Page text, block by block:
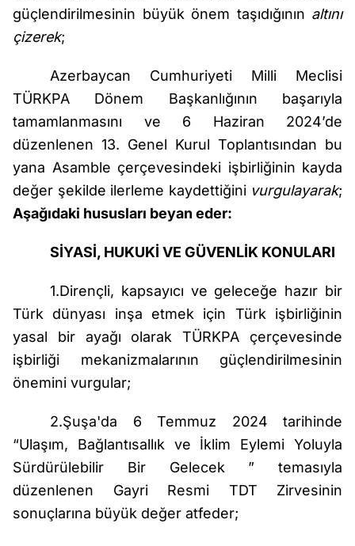
güçlendirilmesinin büyük önem taşıdığının altını
çizerek;
Azerbaycan Cumhuriyeti Milli Meclisi
TÜRKPA Dönem Başkanlığının başarıyla
tamamlanmasını ve 6 Haziran 2024’de
düzenlenen 13. Genel Kurul Toplantısından bu
yana Asamble çerçevesindeki işbirliğinin kayda
değer şekilde ilerleme kaydettiğini vurgulayarak;
Aşağıdaki hususları beyan eder:
SİYASİ, HUKUKİ VE GÜVENLİK KONULARI
1.Dirençli, kapsayıcı ve geleceğe hazır bir
Türk dünyası inşa etmek için Türk işbirliğinin
yasal bir ayağı olarak TÜRKPA çerçevesinde
işbirliği mekanizmalarının güçlendirilmesinin
önemini vurgular;
2.Şuşa'da 6 Temmuz 2024 tarihinde
“Ulaşım, Bağlantısallık ve İklim Eylemi Yoluyla
Sürdürülebilir Bir Gelecek ” temasıyla
düzenlenen Gayri Resmi TDT Zirvesinin
sonuçlarına büyük değer atfeder;